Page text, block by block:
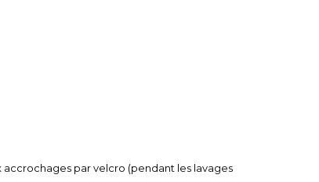
par velcro (pendant les lavages